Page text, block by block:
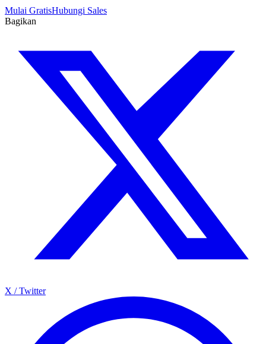
Mulai GratisHubungi Sales
Bagikan
X / Twitter